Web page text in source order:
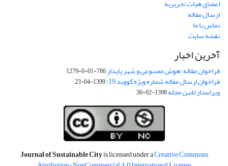
اعضای هیات تحریریه
ارسال مقاله
تماس با ما
نقشه سایت
آخرین اخبار
فراخوان مقاله: هوش مصنوعی و شهر پایدار786-01-0-1279
فراخوان ارسال مقاله شماره ویژه کووید 19: 1399-04-23
ویراستار لاتین مجله1398-02-30
Journal of Sustainable Cityis licensed under aCreative Commons